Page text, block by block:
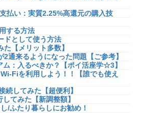
払い：実質2.25%高還元の購入技
する方法
ドとして使う方法
【メリット多数】
通来るようになった問題【ご参考】
：入るべきか？【ポイ活座学☆3】
Fiを利用しよう！！【誰でも使え
してみた【超便利】
てみた【新調整額】
/ふたり暮らしにお勧め！